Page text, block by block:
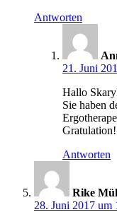
Antworten
21. Juni
Hallo
Sie haben
Gratulation!
Antworten
Rike
28. Juni 2017 um